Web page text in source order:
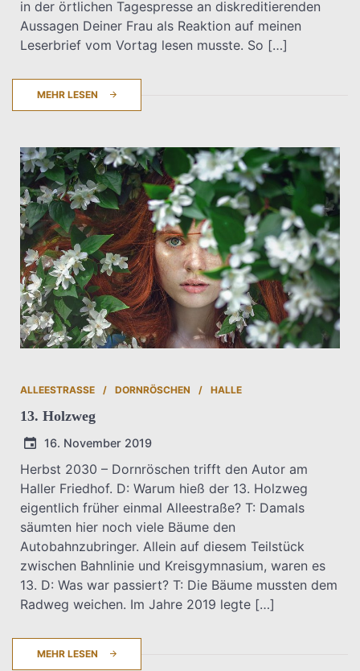
in der örtlichen Tagespresse an diskreditierenden
Aussagen Deiner Frau als Reaktion auf meinen
Leserbrief vom Vortag lesen musste. So […]
MEHR LESEN
ALLEESTRASSE DORNRÖSCHEN HALLE
13. Holzweg
T.Dreier
16. November 2019
Herbst 2030 – Dornröschen trifft den Autor am
Haller Friedhof. D: Warum hieß der 13. Holzweg
eigentlich früher einmal Alleestraße? T: Damals
säumten hier noch viele Bäume den
Autobahnzubringer. Allein auf diesem Teilstück
zwischen Bahnlinie und Kreisgymnasium, waren es
13. D: Was war passiert? T: Die Bäume mussten dem
Radweg weichen. Im Jahre 2019 legte […]
MEHR LESEN